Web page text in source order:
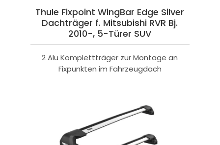
Thule Fixpoint WingBar Edge Silver
Dachträger f. Mitsubishi RVR Bj.
2010-, 5-Türer SUV
2 Alu Komplettträger zur Montage an
Fixpunkten im Fahrzeugdach